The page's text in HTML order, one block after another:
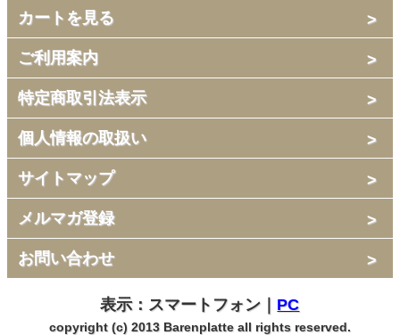
カートを見る
ご利用案内
特定商取引法表示
個人情報の取扱い
サイトマップ
メルマガ登録
お問い合わせ
表示：スマートフォン｜ PC
copyright (c) 2013 Barenplatte all rights reserved.